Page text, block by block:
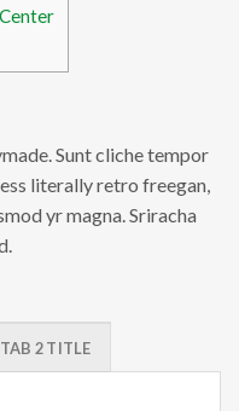
Sunt cliche tempor
literally retro freegan,
yr magna. Sriracha
TAB 2 TITLE